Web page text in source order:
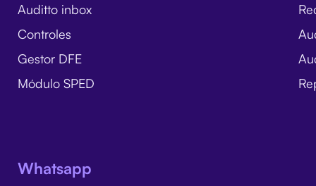
Auditto inbox
Controles
Gestor DFE
Módulo SPED
Whatsapp